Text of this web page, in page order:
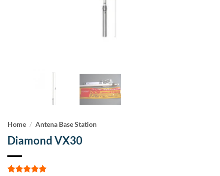
Home / Antena Base Station
Diamond VX30